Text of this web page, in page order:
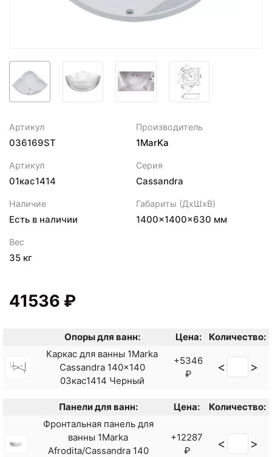
Артикул
036169ST
Производитель
1MarKa
Артикул
01кас1414
Серия
Cassandra
Наличие
Есть в наличии
Габариты (ДхШхВ)
1400×1400×630 мм
Вес
35 кг
41536 ₽
Опоры для ванн: Цена:
Количество:
Каркас для ванны 1Marka
Cassandra 140x140
03кас1414 Черный
+5346
₽
< >
Панели для ванн: Цена:
Количество:
Фронтальная панель для
ванны 1Marka
Afrodita/Cassandra 140
+12287
₽
< >